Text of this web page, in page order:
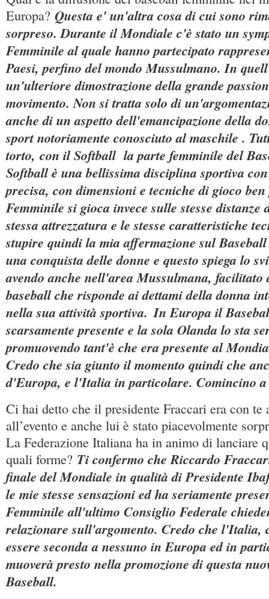
Europa? Questa e' un'altra cosa di cui sono
sorpreso. Durante il Mondiale c'è stato un
Femminile al quale hanno partecipato
Paesi, perfino del mondo Mussulmano. In
un'ulteriore dimostrazione della grande
movimento. Non si tratta solo di
anche di un aspetto dell'emancipazione della
sport notoriamente conosciuto al maschile .
torto, con il Softball la parte femminile del
Softball è una bellissima disciplina sportiva
precisa, con dimensioni e tecniche di gioco
Femminile si gioca invece sulle stesse
stessa attrezzatura e le stesse caratteristiche
stupire quindi la mia affermazione sul
una conquista delle donne e questo spiega lo
avendo anche nell'area Mussulmana, facilitato
baseball che risponde ai dettami della donna
nella sua attività sportiva. In Europa il
scarsamente presente e la sola Olanda lo sta
promuovendo tant'è che era presente al
Credo che sia giunto il momento quindi che
d'Europa, e l'Italia in particolare. Comincino
Ci hai detto che il presidente Fraccari era con te
all’evento e anche lui è stato piacevolmente
La Federazione Italiana ha in animo di lanciare
quali forme? Ti confermo che Riccardo
finale del Mondiale in qualità di Presidente
le mie stesse sensazioni ed ha seriamente
Femminile all'ultimo Consiglio Federale
relazionare sull'argomento. Credo che l'Italia,
essere seconda a nessuno in Europa ed in
muoverà presto nella promozione di questa
Baseball.